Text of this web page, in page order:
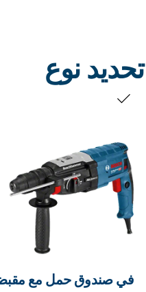
تحديد نوع
في صندوق حمل مع